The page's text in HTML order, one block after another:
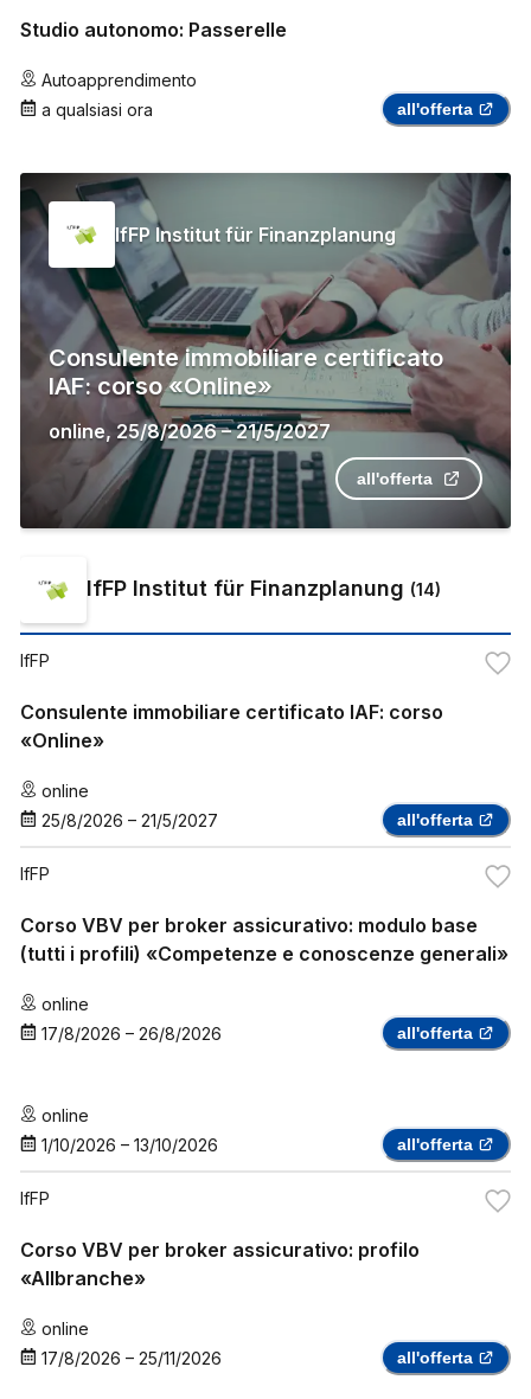
Studio autonomo: Passerelle
Autoapprendimento
a qualsiasi ora
all'offerta
IfFP Institut für Finanzplanung
Consulente immobiliare certificato
IAF: corso «Online»
online,25/8/2026–21/5/2027
all'offerta
IfFP Institut für Finanzplanung (14)
IfFP
Consulente immobiliare certificato IAF: corso
«Online»
online
25/8/2026 – 21/5/2027 all'offerta
IfFP
Corso VBV per broker assicurativo: modulo base
(tutti i profili) «Competenze e conoscenze generali»
online
17/8/2026 – 26/8/2026 all'offerta
online
1/10/2026 – 13/10/2026 all'offerta
IfFP
Corso VBV per broker assicurativo: profilo
«Allbranche»
online
17/8/2026 – 25/11/2026 all'offerta